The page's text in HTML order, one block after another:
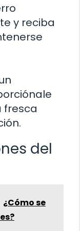
y reciba
fresca
del
¿Cómo se